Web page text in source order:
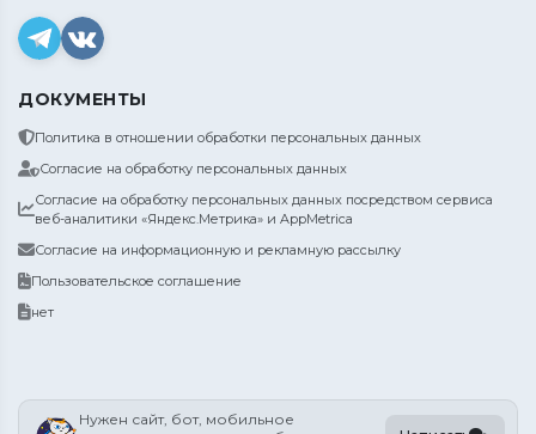
ДОКУМЕНТЫ
Политика в отношении обработки персональных данных
Согласие на обработку персональных данных
Согласие на обработку персональных данных посредством сервиса
веб-аналитики «Яндекс.Метрика» и AppMetrica
Согласие на информационную и рекламную рассылку
Пользовательское соглашение
нет
Нужен сайт, бот, мобильное